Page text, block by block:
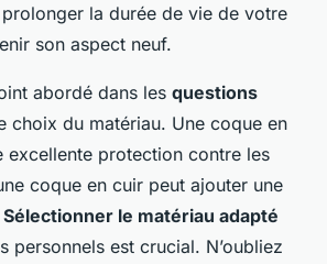
la durée de vie de votre
son aspect neuf.
abordé dans les questions
choix du matériau. Une coque en
excellente protection contre les
coque en cuir peut ajouter une
Sélectionner le matériau adapté
personnels est crucial. N’oubliez